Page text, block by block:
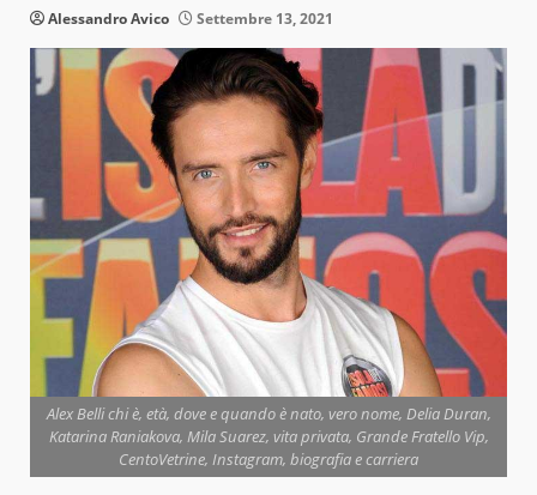
Alessandro Avico Settembre 13, 2021
Alex Belli chi è, età, dove e quando è nato, vero nome, Delia Duran,
Katarina Raniakova, Mila Suarez, vita privata, Grande Fratello Vip,
CentoVetrine, Instagram, biografia e carriera